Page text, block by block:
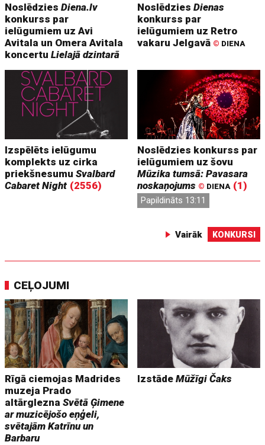
NoslēdziesDiena.lv
konkurss par
ielūgumiem uz Avi
Avitala un Omera Avitala
koncertuLielajā dzintarā
NoslēdziesDienas
konkurss par
ielūgumiem uz Retro
vakaru Jelgavā © DIENA
Izspēlēts ielūgumu
komplekts uz cirka
priekšnesumuSvalbard
Cabaret Night (2556)
Noslēdzies konkurss par
ielūgumiem uz šovu
Mūzika tumsā: Pavasara
noskaņojums © DIENA (1)
Papildināts 13:11
Vairāk KONKURSI
CEĻOJUMI
Rīgā ciemojas Madrides
muzeja Prado
altārgleznaSvētā Ģimene
ar muzicējošo eņģeli,
svētajām Katrīnu un
Barbaru
IzstādeMūžīgi Čaks